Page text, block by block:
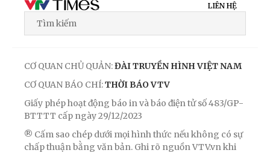
LIÊN HỆ
CƠ QUAN CHỦ QUẢN:ĐÀI TRUYỀN HÌNH VIỆT NAM
CƠ QUAN BÁO CHÍ:THỜI BÁO VTV
Giấy phép hoạt động báo in và báo điện tử số 483/GP-
BTTTT cấp ngày 29/12/2023
® Cấm sao chép dưới mọi hình thức nếu không có sự
chấp thuận bằng văn bản. Ghi rõ nguồn VTV.vn khi